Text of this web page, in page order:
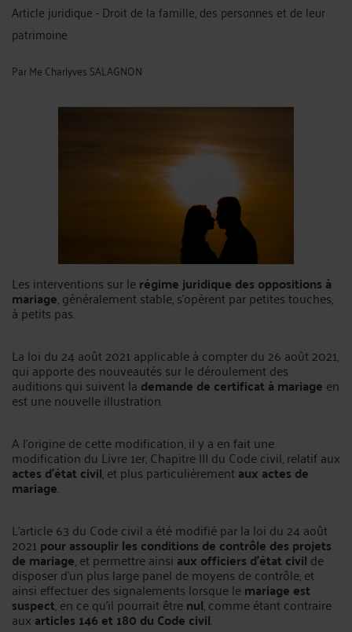
Article juridique - Droit de la famille, des personnes et de leur
patrimoine
ParMe Charlyves SALAGNON
Les interventions sur lerégime juridique des oppositions à
mariage, généralement stable, s’opèrent par petites touches,
à petits pas.
La loi du 24 août 2021 applicable à compter du 26 août 2021,
qui apporte des nouveautés sur le déroulement des
auditions qui suivent la demande de certificat à mariage en
est une nouvelle illustration.
A l’origine de cette modification, il y a en fait une
modification du Livre 1er, Chapitre III du Code civil, relatif aux
actes d’état civil, et plus particulièrementaux actes de
mariage.
L’article 63 du Code civil a été modifié par la loi du 24 août
2021 pour assouplir les conditions de contrôle des projets
de mariage, et permettre ainsi aux officiers d’état civil de
disposer d’un plus large panel de moyens de contrôle, et
ainsi effectuer des signalements lorsque lemariage est
suspect, en ce qu’il pourrait êtrenul, comme étant contraire
auxarticles 146 et 180 du Code civil.